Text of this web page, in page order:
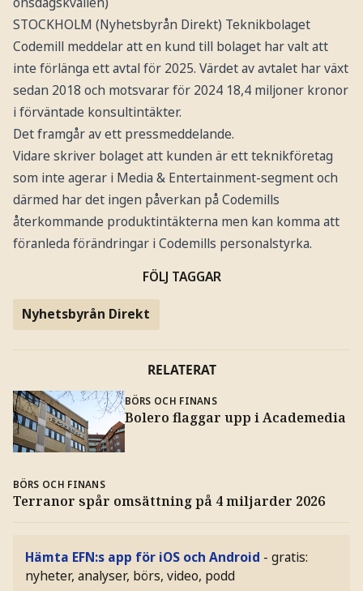
STOCKHOLM (Nyhetsbyrån Direkt) Teknikbolaget
Codemill meddelar att en kund till bolaget har valt att
inte förlänga ett avtal för 2025. Värdet av avtalet har växt
sedan 2018 och motsvarar för 2024 18,4 miljoner kronor
i förväntade konsultintäkter.
Det framgår av ett pressmeddelande.
Vidare skriver bolaget att kunden är ett teknikföretag
som inte agerar i Media & Entertainment-segment och
därmed har det ingen påverkan på Codemills
återkommande produktintäkterna men kan komma att
föranleda förändringar i Codemills personalstyrka.
FÖLJ TAGGAR
Nyhetsbyrån Direkt
RELATERAT
BÖRS OCH FINANS
Bolero flaggar upp i Academedia
BÖRS OCH FINANS
Terranor spår omsättning på 4 miljarder 2026
Hämta EFN:s app för iOS och Android - gratis:
nyheter, analyser, börs, video, podd